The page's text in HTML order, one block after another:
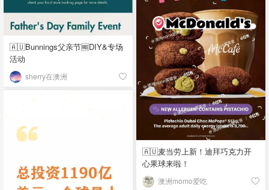
🇦🇺Bunnings父亲节🆓DIY&专场
活动
sherry在澳洲
🇦🇺麦当劳上新！迪拜巧克力开
心果球来啦！
澳洲momo爱吃